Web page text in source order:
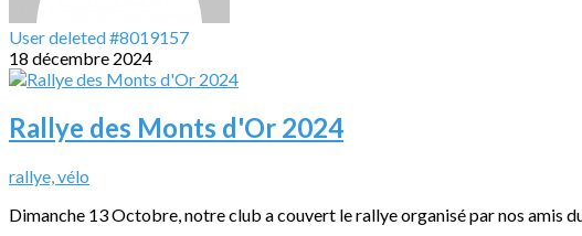
User deleted #8019157
18 décembre 2024
Rallye des Monts d'Or 2024
rallye, vélo
Dimanche 13 Octobre, notre club a couvert le rallye organisé par nos amis